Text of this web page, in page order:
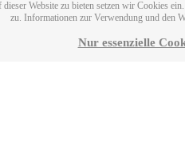
Website zu bieten setzen wir Cookies
zu. Informationen zur Verwendung und den
Nur essenzielle